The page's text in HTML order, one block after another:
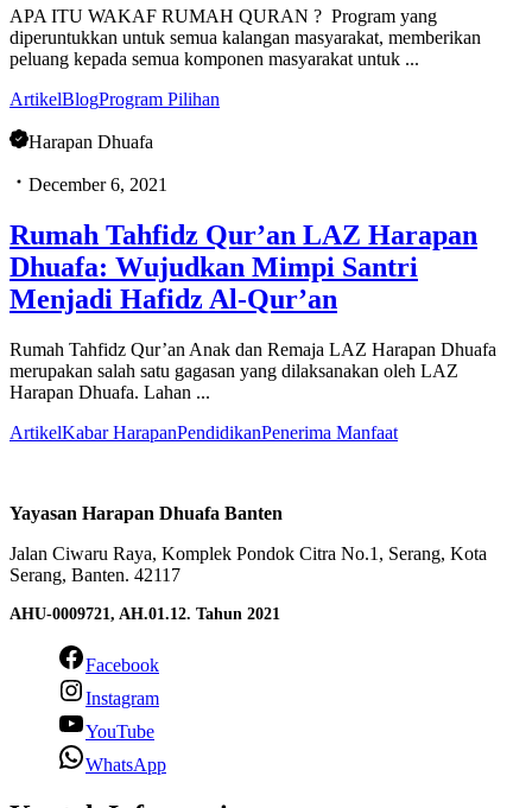
APA ITU WAKAF RUMAH QURAN ? Program yang
diperuntukkan untuk semua kalangan masyarakat, memberikan
peluang kepada semua komponen masyarakat untuk ...
ArtikelBlogProgram Pilihan
Harapan Dhuafa
December 6, 2021
Rumah Tahfidz Qur’an LAZ Harapan
Dhuafa: Wujudkan Mimpi Santri
Menjadi Hafidz Al-Qur’an
Rumah Tahfidz Qur’an Anak dan Remaja LAZ Harapan Dhuafa
merupakan salah satu gagasan yang dilaksanakan oleh LAZ
Harapan Dhuafa. Lahan ...
ArtikelKabar HarapanPendidikanPenerima Manfaat
Yayasan Harapan Dhuafa Banten
Jalan Ciwaru Raya, Komplek Pondok Citra No.1, Serang, Kota
Serang, Banten. 42117
AHU-0009721, AH.01.12. Tahun 2021
Facebook
Instagram
YouTube
WhatsApp